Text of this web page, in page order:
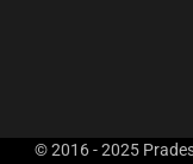
© 2016 - 2025